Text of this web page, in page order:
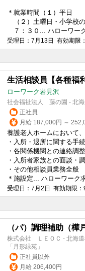
＊就業時間（１）平日
（２）土曜日・小学校
７：３０... ハローワー
受理日：7月13日 有効期限
生活相談員【各種福
ローワーク岩見沢
社会福祉法人 藤の園 - 北海
正社員
月給 187,000円 ～
養護老人ホームにおいて
・入所・退所に関する手
・各関係機関との連絡調
・入所者家族との面談・
・その他相談員業務全般
＊施設定... ハローワーク
受理日：7月2日 有効期限：
（パ）調理補助（樺
株式会社 ＬＥＯＣ - 北海道
「月形緑苑」
正社員以外
月給 206,400円